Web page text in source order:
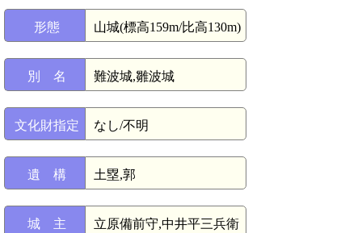
形態 山城(標高159m/比高130m)
別 名 難波城,雛波城
文化財指定 なし/不明
遺 構 土塁,郭
城 主 立原備前守,中井平三兵衛